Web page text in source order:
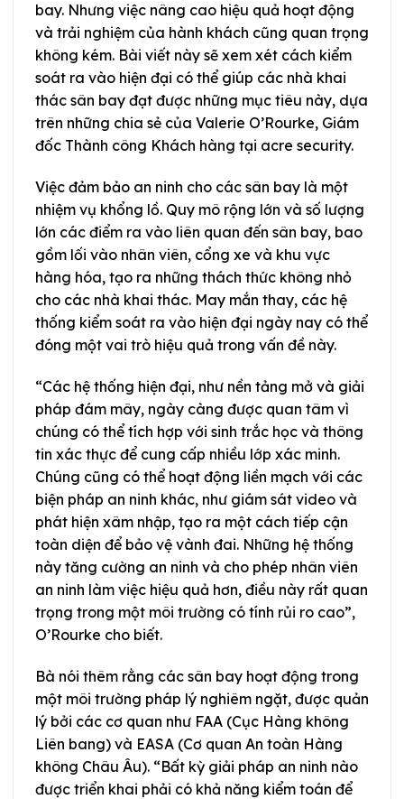
bay. Nhưng việc nâng cao hiệu quả hoạt động
và trải nghiệm của hành khách cũng quan trọng
không kém. Bài viết này sẽ xem xét cách kiểm
soát ra vào hiện đại có thể giúp các nhà khai
thác sân bay đạt được những mục tiêu này, dựa
trên những chia sẻ của Valerie O’Rourke, Giám
đốc Thành công Khách hàng tại acre security.
Việc đảm bảo an ninh cho các sân bay là một
nhiệm vụ khổng lồ. Quy mô rộng lớn và số lượng
lớn các điểm ra vào liên quan đến sân bay, bao
gồm lối vào nhân viên, cổng xe và khu vực
hàng hóa, tạo ra những thách thức không nhỏ
cho các nhà khai thác. May mắn thay, các hệ
thống kiểm soát ra vào hiện đại ngày nay có thể
đóng một vai trò hiệu quả trong vấn đề này.
“Các hệ thống hiện đại, như nền tảng mở và giải
pháp đám mây, ngày càng được quan tâm vì
chúng có thể tích hợp với sinh trắc học và thông
tin xác thực để cung cấp nhiều lớp xác minh.
Chúng cũng có thể hoạt động liền mạch với các
biện pháp an ninh khác, như giám sát video và
phát hiện xâm nhập, tạo ra một cách tiếp cận
toàn diện để bảo vệ vành đai. Những hệ thống
này tăng cường an ninh và cho phép nhân viên
an ninh làm việc hiệu quả hơn, điều này rất quan
trọng trong một môi trường có tính rủi ro cao”,
O’Rourke cho biết.
Bà nói thêm rằng các sân bay hoạt động trong
một môi trường pháp lý nghiêm ngặt, được quản
lý bởi các cơ quan như FAA (Cục Hàng không
Liên bang) và EASA (Cơ quan An toàn Hàng
không Châu Âu). “Bất kỳ giải pháp an ninh nào
được triển khai phải có khả năng kiểm toán để